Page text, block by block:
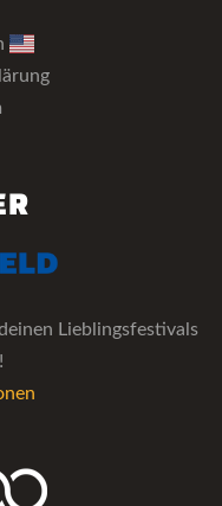
Lieblingsfestivals